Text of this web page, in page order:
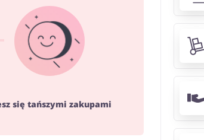
się tańszymi zakupami